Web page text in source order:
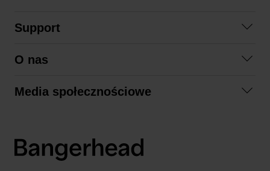
Support
Regulamin zakupów
O nas
Zrównoważony rozwój
Media społecznościowe
LinkedIn